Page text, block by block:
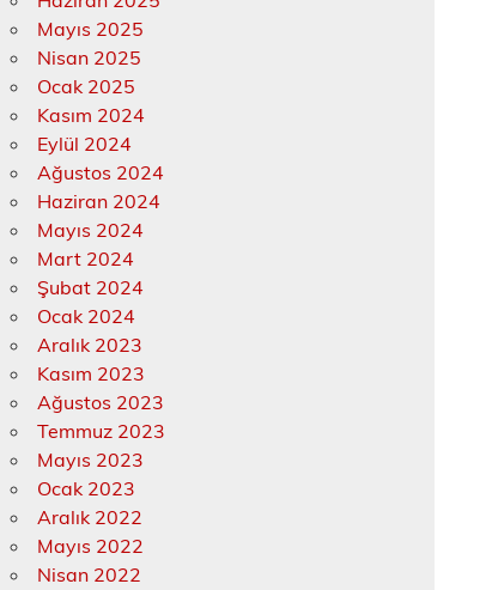
Mayıs 2025
Nisan 2025
Ocak 2025
Kasım 2024
Eylül 2024
Ağustos 2024
Haziran 2024
Mayıs 2024
Mart 2024
Şubat 2024
Ocak 2024
Aralık 2023
Kasım 2023
Ağustos 2023
Temmuz 2023
Mayıs 2023
Ocak 2023
Aralık 2022
Mayıs 2022
Nisan 2022